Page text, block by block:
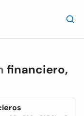
financiero,